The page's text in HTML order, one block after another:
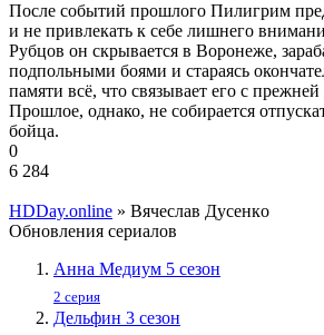
После событий прошлого Пилигрим
и не привлекать к себе лишнего
Рубцов он скрывается в Воронеже,
подпольными боями и стараясь
памяти всё, что связывает его с прежней
Прошлое, однако, не собирается
бойца.
0
6 284
HDDay.online » Bячecлaв Дуceнкo
Обновления сериалов
Анна Медиум 5 сезон
2 серия
Дельфин 3 сезон